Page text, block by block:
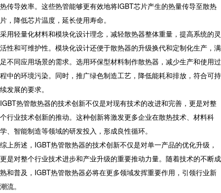
热传导效率。这些热管能够更有效地将IGBT芯片产生的热量传导至散热
片，降低芯片温度，延长使用寿命。
采用轻量化材料和模块化设计理念，减轻散热器整体重量，提高系统的灵
活性和可维护性。模块化设计还便于散热器的升级换代和定制化生产，满
足不同应用场景的需求。选用环保型材料制作散热器，减少生产和使用过
程中的环境污染。同时，推广绿色制造工艺，降低能耗和排放，符合可持
续发展的要求。
IGBT热管散热器的技术创新不仅是对现有技术的改进和完善，更是对整
个行业技术创新的推动。这种创新将激发更多企业在散热技术、材料科
学、智能制造等领域的研发投入，形成良性循环。
综上所述，IGBT热管散热器的技术创新不仅是对单一产品的优化升级，
更是对整个行业技术进步和产业升级的重要推动力量。随着技术的不断成
熟和普及，IGBT热管散热器必将在更多领域发挥重要作用，引领行业新
潮流。